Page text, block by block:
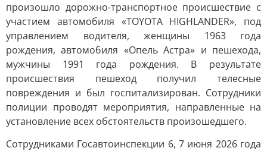
произошло дорожно-транспортное происшествие с
участием автомобиля «TOYOTA HIGHLANDER», под
управлением водителя, женщины 1963 года
рождения, автомобиля «Опель Астра» и пешехода,
мужчины 1991 года рождения. В результате
происшествия пешеход получил телесные
повреждения и был госпитализирован. Сотрудники
полиции проводят мероприятия, направленные на
установление всех обстоятельств произошедшего.
Сотрудниками Госавтоинспекции 6, 7 июня 2026 года